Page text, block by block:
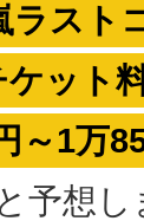
ラスト
ケット
～1万
予想し